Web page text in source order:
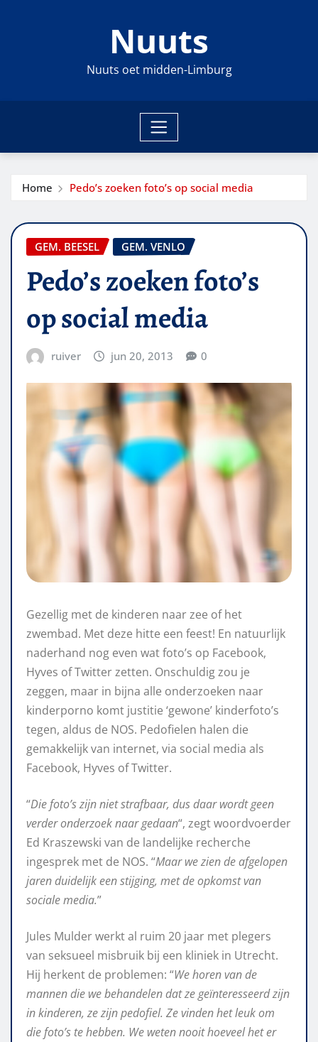
Nuuts
Nuuts oet midden-Limburg
Home Pedo’s zoeken foto’s op social media
GEM. BEESEL GEM. VENLO
Pedo’s zoeken foto’s
op social media
ruiver jun 20, 2013 0
Gezellig met de kinderen naar zee of het
zwembad. Met deze hitte een feest! En natuurlijk
naderhand nog even wat foto’s op Facebook,
Hyves of Twitter zetten. Onschuldig zou je
zeggen, maar in bijna alle onderzoeken naar
kinderporno komt justitie ‘gewone’ kinderfoto’s
tegen, aldus de NOS. Pedofielen halen die
gemakkelijk van internet, via social media als
Facebook, Hyves of Twitter.
“Die foto’s zijn niet strafbaar, dus daar wordt geen
verder onderzoek naar gedaan“, zegt woordvoerder
Ed Kraszewski van de landelijke recherche
ingesprek met de NOS. “Maar we zien de afgelopen
jaren duidelijk een stijging, met de opkomst van
sociale media.”
Jules Mulder werkt al ruim 20 jaar met plegers
van seksueel misbruik bij een kliniek in Utrecht.
Hij herkent de problemen: “We horen van de
mannen die we behandelen dat ze geïnteresseerd zijn
in kinderen, ze zijn pedofiel. Ze vinden het leuk om
die foto’s te hebben. We weten nooit hoeveel het er